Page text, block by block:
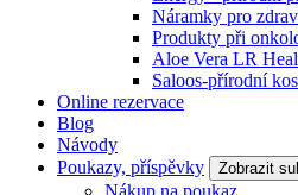
Náramky pro
Produkty při
Aloe Vera LR
Saloos-přírodní
Online rezervace
Blog
Návody
Poukazy, příspěvky
Zobrazit